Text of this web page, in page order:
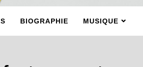
BIOGRAPHIE MUSIQUE